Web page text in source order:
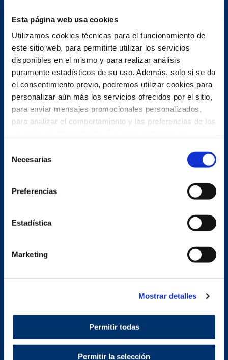
Esta página web usa cookies
Utilizamos cookies técnicas para el funcionamiento de
este sitio web, para permitirte utilizar los servicios
disponibles en el mismo y para realizar análisis
puramente estadísticos de su uso. Además, solo si se da
el consentimiento previo, podremos utilizar cookies para
personalizar aún más los servicios ofrecidos por el sitio,
para enviar mensajes promocionales personalizados,
para analizar el comportamiento y las preferencias de los
navegando por el sitio sin más cookies que las técnicas.
Necesarias
Preferencias
Estadística
Marketing
Mostrar detalles
Permitir todas
Permitir la selección
SEDE CENTRAL Y FILIALES